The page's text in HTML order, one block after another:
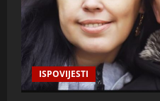
ISPOVIJESTI